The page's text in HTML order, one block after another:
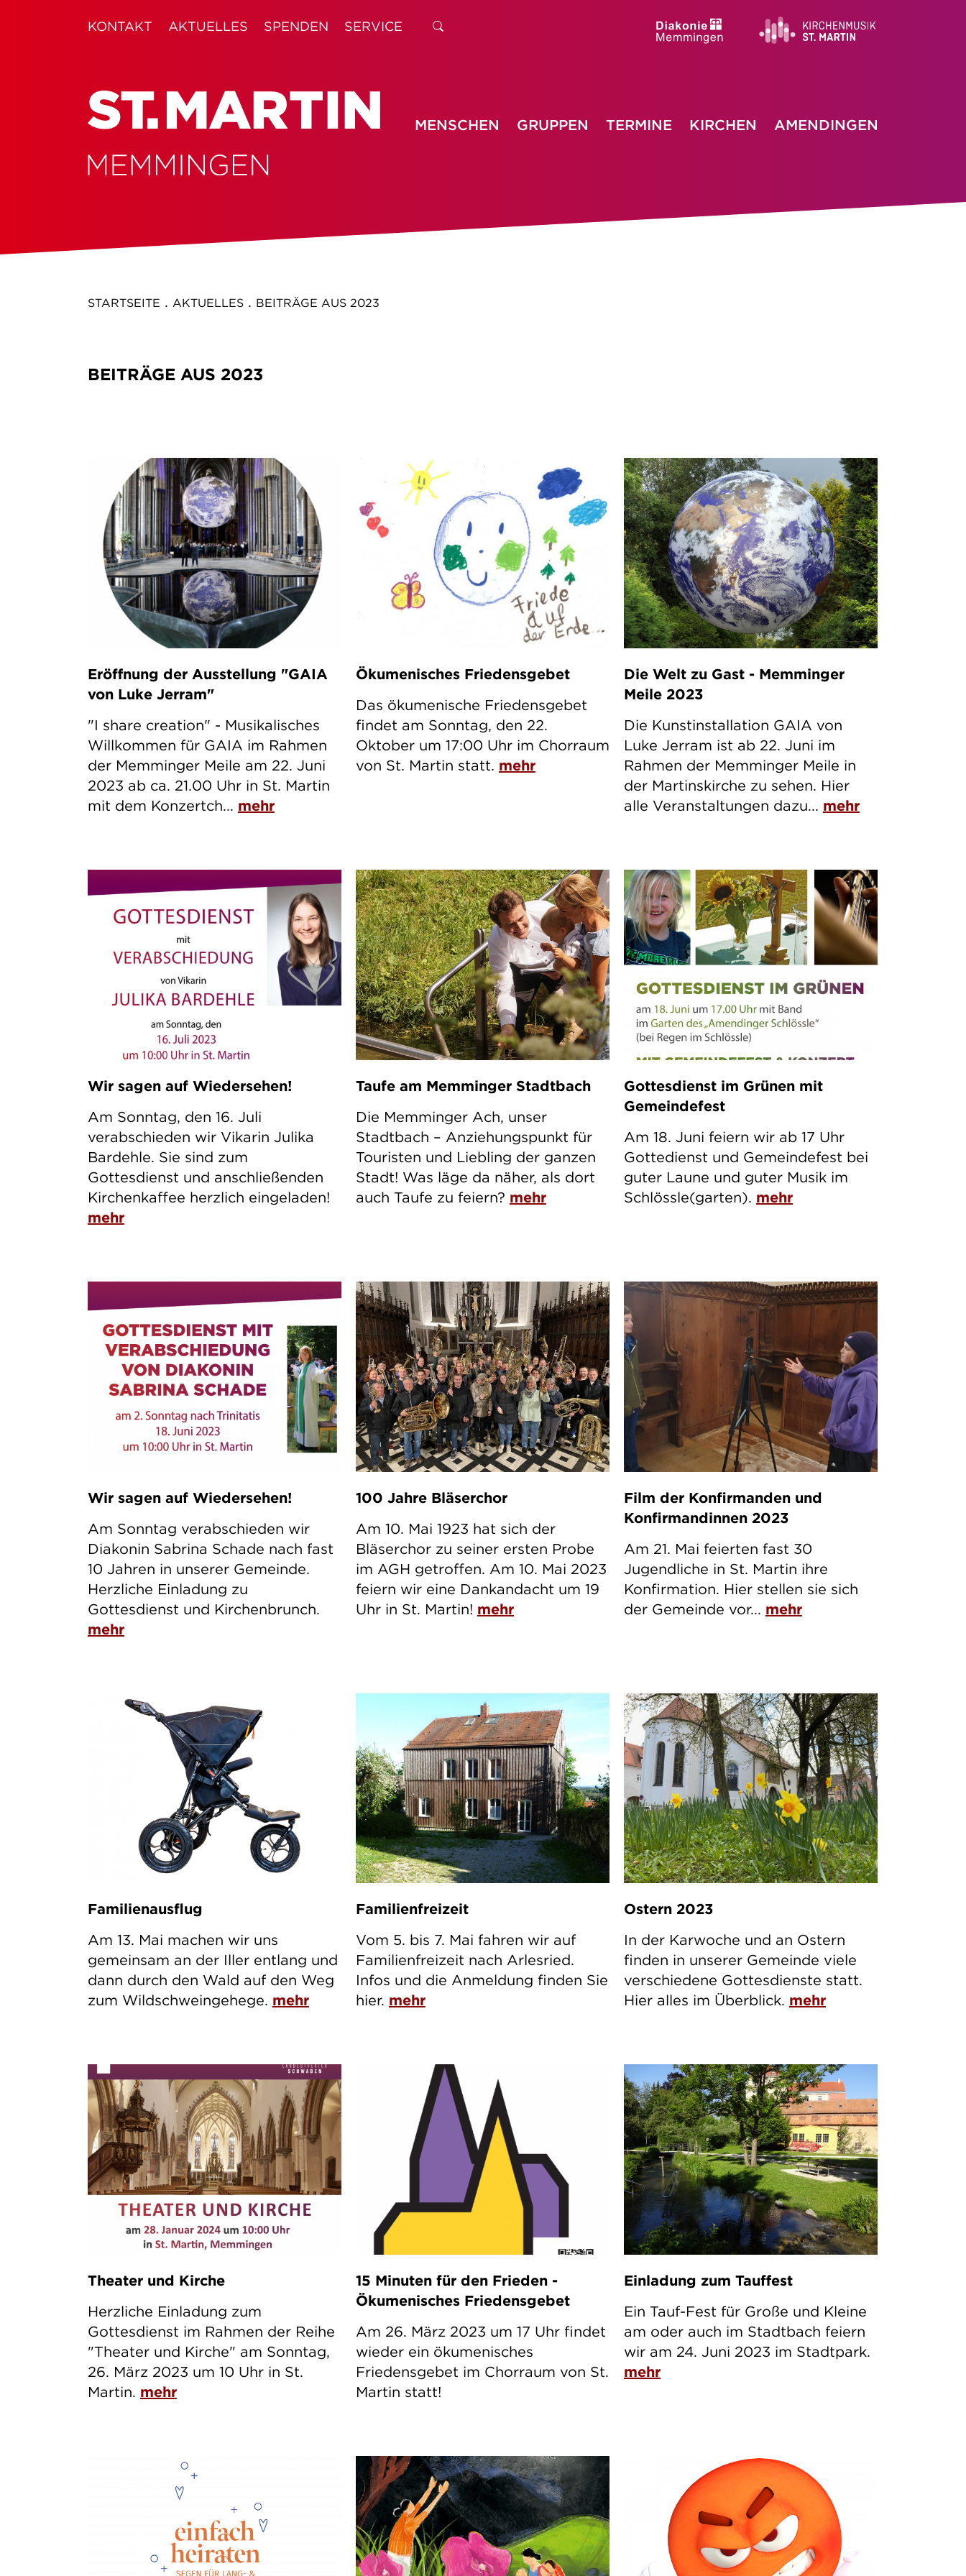
KONTAKT AKTUELLES SPENDEN SERVICE
MENSCHEN GRUPPEN TERMINE KIRCHEN AMENDINGEN
STARTSEITE . AKTUELLES. BEITRÄGE AUS 2023
BEITRÄGE AUS 2023
Eröffnung der Ausstellung "GAIA
von Luke Jerram"
"I share creation" - Musikalisches
Willkommen für GAIA im Rahmen
der Memminger Meile am 22. Juni
2023 ab ca. 21.00 Uhr in St. Martin
mit dem Konzertch... mehr
Ökumenisches Friedensgebet
Das ökumenische Friedensgebet
findet am Sonntag, den 22.
Oktober um 17:00 Uhr im Chorraum
von St. Martin statt. mehr
Die Welt zu Gast - Memminger
Meile 2023
Die Kunstinstallation GAIA von
Luke Jerram ist ab 22. Juni im
Rahmen der Memminger Meile in
der Martinskirche zu sehen. Hier
alle Veranstaltungen dazu... mehr
Wir sagen auf Wiedersehen!
Am Sonntag, den 16. Juli
verabschieden wir Vikarin Julika
Bardehle. Sie sind zum
Gottesdienst und anschließenden
Kirchenkaffee herzlich eingeladen!
mehr
Taufe am Memminger Stadtbach
Die Memminger Ach, unser
Stadtbach – Anziehungspunkt für
Touristen und Liebling der ganzen
Stadt! Was läge da näher, als dort
auch Taufe zu feiern? mehr
Gottesdienst im Grünen mit
Gemeindefest
Am 18. Juni feiern wir ab 17 Uhr
Gottedienst und Gemeindefest bei
guter Laune und guter Musik im
Schlössle(garten). mehr
Wir sagen auf Wiedersehen!
Am Sonntag verabschieden wir
Diakonin Sabrina Schade nach fast
10 Jahren in unserer Gemeinde.
Herzliche Einladung zu
Gottesdienst und Kirchenbrunch.
mehr
100 Jahre Bläserchor
Am 10. Mai 1923 hat sich der
Bläserchor zu seiner ersten Probe
im AGH getroffen. Am 10. Mai 2023
feiern wir eine Dankandacht um 19
Uhr in St. Martin! mehr
Film der Konfirmanden und
Konfirmandinnen 2023
Am 21. Mai feierten fast 30
Jugendliche in St. Martin ihre
Konfirmation. Hier stellen sie sich
der Gemeinde vor... mehr
Familienausflug
Am 13. Mai machen wir uns
gemeinsam an der Iller entlang und
dann durch den Wald auf den Weg
zum Wildschweingehege. mehr
Familienfreizeit
Vom 5. bis 7. Mai fahren wir auf
Familienfreizeit nach Arlesried.
Infos und die Anmeldung finden Sie
hier. mehr
Ostern 2023
In der Karwoche und an Ostern
finden in unserer Gemeinde viele
verschiedene Gottesdienste statt.
Hier alles im Überblick. mehr
Theater und Kirche
Herzliche Einladung zum
Gottesdienst im Rahmen der Reihe
"Theater und Kirche" am Sonntag,
26. März 2023 um 10 Uhr in St.
Martin. mehr
15 Minuten für den Frieden -
Ökumenisches Friedensgebet
Am 26. März 2023 um 17 Uhr findet
wieder ein ökumenisches
Friedensgebet im Chorraum von St.
Martin statt!
Einladung zum Tauffest
Ein Tauf-Fest für Große und Kleine
am oder auch im Stadtbach feiern
wir am 24. Juni 2023 im Stadtpark.
mehr